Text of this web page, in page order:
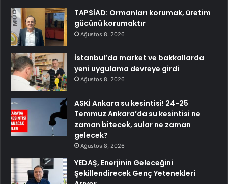
TAPSİAD: Ormanları korumak, üretim
gücünü korumaktır
Ağustos 8, 2026
İstanbul’da market ve bakkallarda
yeni uygulama devreye girdi
Ağustos 8, 2026
ASKİ Ankara su kesintisi! 24-25
Temmuz Ankara’da su kesintisi ne
zaman bitecek, sular ne zaman
gelecek?
Ağustos 8, 2026
YEDAŞ, Enerjinin Geleceğini
Şekillendirecek Genç Yetenekleri